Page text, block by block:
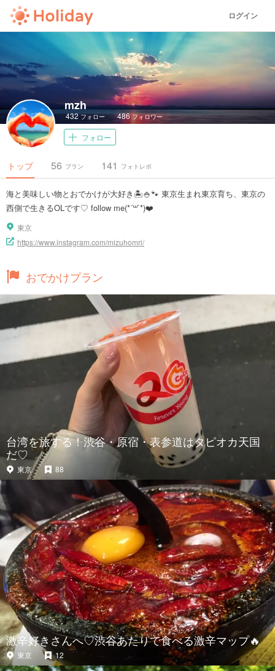
ログイン
mzh
432フォロー 486フォロワー
フォロー
トップ プラン
56 フォトレポ
141
海と美味しい物とおでかけが大好き🏝🍚🐾 東京生まれ東京育ち、東京の
西側で生きるOLです♡ follow me(*´꒳`*)❤️
東京
https://www.instagram.com/mizuhomri/
おでかけプラン
台湾を旅する！渋谷・原宿・表参道はタピオカ天国
だ♡
東京 88
激辛好きさんへ♡渋谷あたりで食べる激辛マップ🔥
東京 12